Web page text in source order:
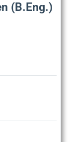
(B.Eng.)